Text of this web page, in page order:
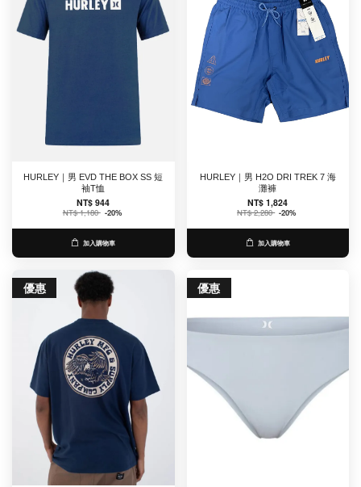
HURLEY｜男 EVD THE BOX SS 短
袖T恤
NT$ 944
NT$ 1,180 -20%
加入購物車
HURLEY｜男 H2O DRI TREK 7 海
灘褲
NT$ 1,824
NT$ 2,280 -20%
加入購物車
優惠 優惠